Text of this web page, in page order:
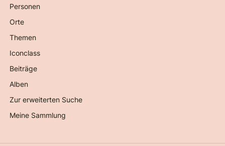
Personen
Orte
Themen
Iconclass
Beiträge
Alben
Zur erweiterten Suche
Meine Sammlung